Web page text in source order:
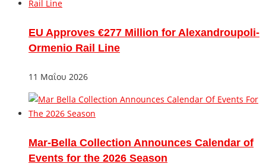
EU Approves €277 Million for Alexandroupoli-
Ormenio Rail Line
11 Μαΐου 2026
Mar-Bella Collection Announces Calendar of
Events for the 2026 Season